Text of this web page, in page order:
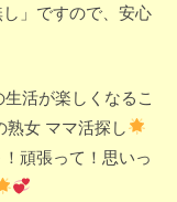
」ですので、安心
活が楽しくなるこ
熟女 ママ活探し
頑張って！思いっ